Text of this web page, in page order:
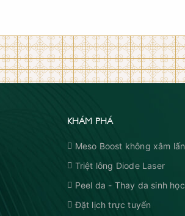
KHÁM PHÁ
Meso Boost không xâm lấn
Triệt lông Diode Laser
Peel da - Thay da sinh học
Đặt lịch trực tuyến